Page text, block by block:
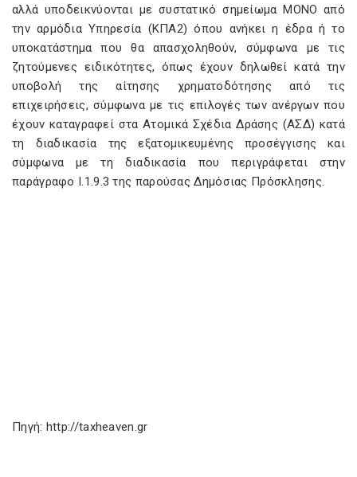
αλλά υποδεικνύονται με συστατικό σημείωμα ΜΟΝΟ από
την αρμόδια Υπηρεσία (ΚΠΑ2) όπου ανήκει η έδρα ή το
υποκατάστημα που θα απασχοληθούν, σύμφωνα με τις
ζητούμενες ειδικότητες, όπως έχουν δηλωθεί κατά την
υποβολή της αίτησης χρηματοδότησης από τις
επιχειρήσεις, σύμφωνα με τις επιλογές των ανέργων που
έχουν καταγραφεί στα Ατομικά Σχέδια Δράσης (ΑΣΔ) κατά
τη διαδικασία της εξατομικευμένης προσέγγισης και
σύμφωνα με τη διαδικασία που περιγράφεται στην
παράγραφο Ι.1.9.3 της παρούσας Δημόσιας Πρόσκλησης.
Πηγή: http://taxheaven.gr